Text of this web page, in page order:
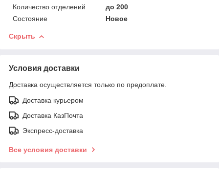
Количество отделений
до 200
Состояние
Новое
Скрыть
Условия доставки
Доставка осуществляется только по предоплате.
Доставка курьером
Доставка КазПочта
Экспресс-доставка
Все условия доставки